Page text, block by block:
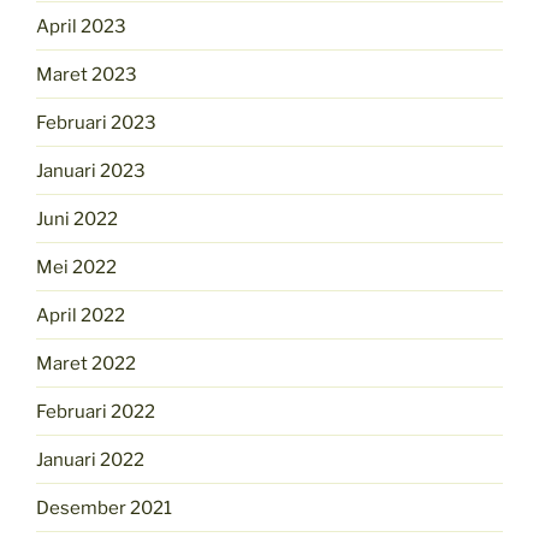
April 2023
Maret 2023
Februari 2023
Januari 2023
Juni 2022
Mei 2022
April 2022
Maret 2022
Februari 2022
Januari 2022
Desember 2021